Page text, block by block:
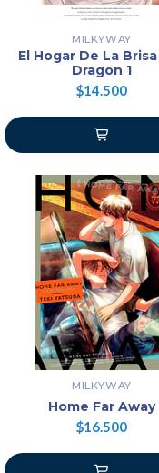
MILKYWAY
El Hogar De La Brisa
Dragon 1
$14.500
MILKYWAY
Home Far Away
$16.500